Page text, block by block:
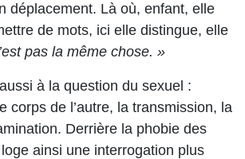
déplacement. Là où, enfant, elle
de mots, ici elle distingue, elle
pas la même chose. »
à la question du sexuel :
corps de l’autre, la transmission, la
Derrière la phobie des
ainsi une interrogation plus